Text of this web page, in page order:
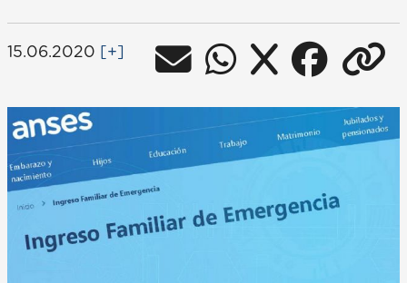
15.06.2020 [+]